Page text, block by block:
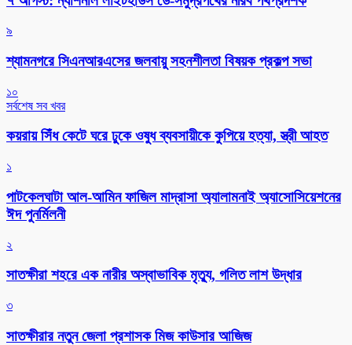
৯
শ্যামনগরে সিএনআরএসের জলবায়ু সহনশীলতা বিষয়ক প্রকল্প সভা
১০
সর্বশেষ সব খবর
কয়রায় সিঁধ কেটে ঘরে ঢুকে ওষুধ ব্যবসায়ীকে কুপিয়ে হত্যা, স্ত্রী আহত
১
পাটকেলঘাটা আল-আমিন ফাজিল মাদ্রাসা অ্যালামনাই অ্যাসোসিয়েশনের
ঈদ পুনর্মিলনী
২
সাতক্ষীরা শহরে এক নারীর অস্বাভাবিক মৃত্যু, গলিত লাশ উদ্ধার
৩
সাতক্ষীরার নতুন জেলা প্রশাসক মিজ কাউসার আজিজ